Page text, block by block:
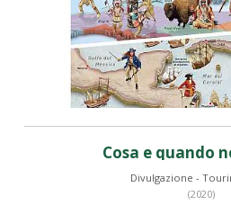
Cosa e quando
Divulgazione -
(2020)